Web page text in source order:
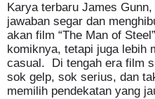
Karya terbaru James
jawaban segar dan
akan film “The Man of
komiknya, tetapi juga lebih
casual. Di tengah era film
sok gelp, sok serius, dan
memilih pendekatan yang